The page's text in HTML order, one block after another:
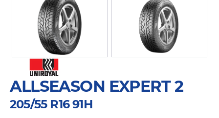
ALLSEASON EXPERT 2
205/55 R16 91H